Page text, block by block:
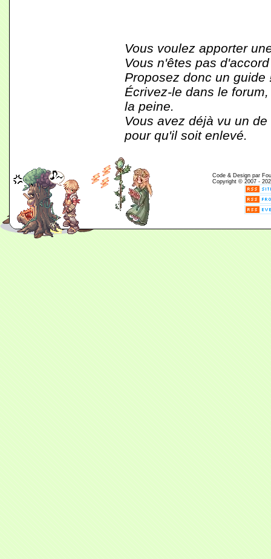
Vous voulez apporter
Vous n'êtes pas
Proposez donc un guide
Écrivez-le dans le
la peine.
Vous avez déjà vu un
pour qu'il soit enlevé.
Code & Design par
Copyright © 2007 -